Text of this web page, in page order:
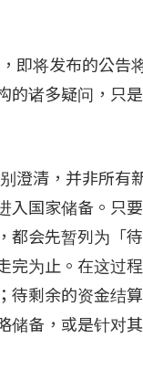
即将发布的公告
的诸多疑问，只
澄清，并非所有
入国家储备。只
都会先暂列为「
完为止。在这过
待剩余的资金结
储备，或是针对